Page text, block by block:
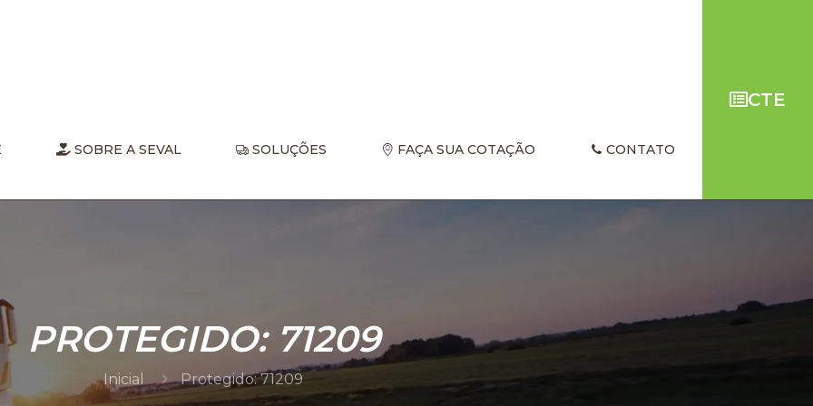
SOBRE A SEVAL SOLUÇÕES FAÇA SUA COTAÇÃO CONTATO
CTE
PROTEGIDO: 71209
Inicial Protegido: 71209